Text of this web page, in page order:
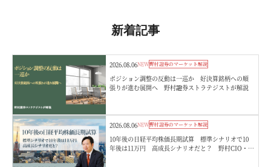
新着記事
2026.08.06NEW野村證券のマーケット解説
ポジション調整の反動は一巡か 好決算銘柄への順
張りが進む展開へ 野村證券ストラテジストが解説
2026.08.06NEW野村證券のマーケット解説
10年後の日経平均株価長期試算 標準シナリオで10
年後は11万円 高成長シナリオだと？ 野村CIO・宮